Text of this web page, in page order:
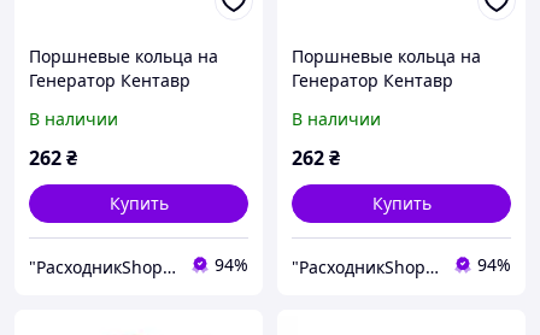
Поршневые кольца на
Генератор Кентавр
В наличии
262₴
Купить
"РасходникShop" интернет магазин комплектующих и запчастей 94%
Поршневые кольца на
Генератор Кентавр
В наличии
262₴
Купить
"РасходникShop" интернет магазин комплектующих и запчастей 94%